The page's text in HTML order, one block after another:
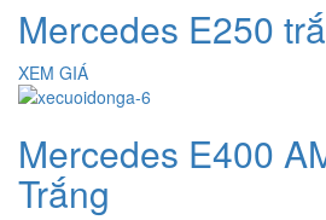
Mercedes E250
XEM GIÁ
Mercedes E400
Trắng